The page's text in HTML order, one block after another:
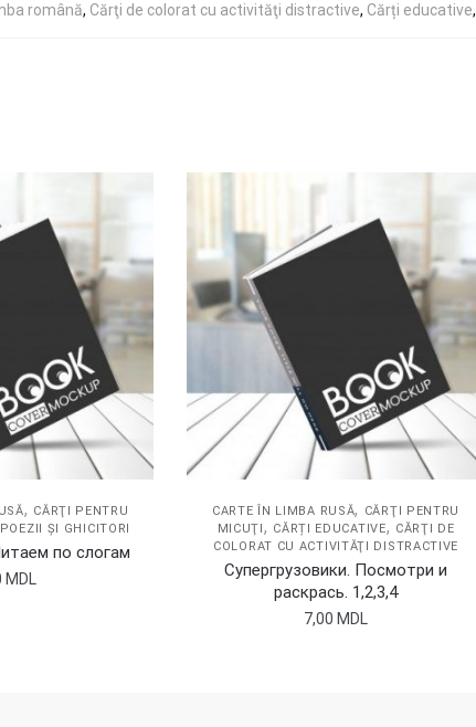
română, Cărţi de colorat cu activităţi distractive, Cărți educative,
, CĂRŢI PENTRU
ŞI GHICITORI
по слогам
MDL
CARTE ÎN LIMBA RUSĂ,
CĂRŢI PENTRU
MICUŢI, CĂRȚI EDUCATIVE, CĂRŢI DE
COLORAT CU ACTIVITĂŢI DISTRACTIVE
Супергрузовики. Посмотри и
раскрась. 1,2,3,4
7,00 MDL